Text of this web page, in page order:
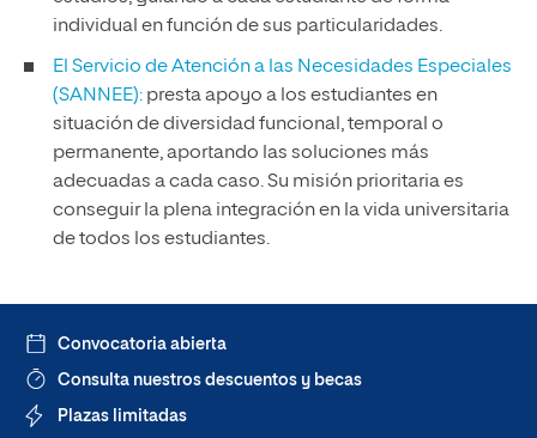
individual en función de sus particularidades.
El Servicio de Atención a las Necesidades Especiales
(SANNEE): presta apoyo a los estudiantes en
situación de diversidad funcional, temporal o
permanente, aportando las soluciones más
adecuadas a cada caso. Su misión prioritaria es
conseguir la plena integración en la vida universitaria
de todos los estudiantes.
Convocatoria abierta
Consulta nuestros descuentos y becas
Plazas limitadas